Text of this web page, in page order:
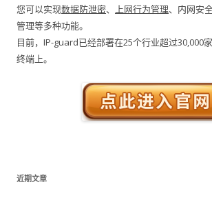
您可以实现数据防泄密、 上网行为管理、内网安
管理等多种功能。
目前，IP-guard已经部署在25个行业超过30,000
终端上。
近期文章